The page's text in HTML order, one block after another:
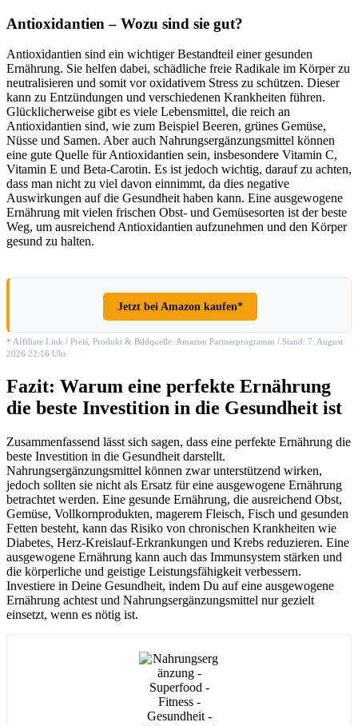
Antioxidantien – Wozu sind sie gut?
Antioxidantien sind ein wichtiger Bestandteil einer gesunden
Ernährung. Sie helfen dabei, schädliche freie Radikale im Körper zu
neutralisieren und somit vor oxidativem Stress zu schützen. Dieser
kann zu Entzündungen und verschiedenen Krankheiten führen.
Glücklicherweise gibt es viele Lebensmittel, die reich an
Antioxidantien sind, wie zum Beispiel Beeren, grünes Gemüse,
Nüsse und Samen. Aber auch Nahrungsergänzungsmittel können
eine gute Quelle für Antioxidantien sein, insbesondere Vitamin C,
Vitamin E und Beta-Carotin. Es ist jedoch wichtig, darauf zu achten,
dass man nicht zu viel davon einnimmt, da dies negative
Auswirkungen auf die Gesundheit haben kann. Eine ausgewogene
Ernährung mit vielen frischen Obst- und Gemüsesorten ist der beste
Weg, um ausreichend Antioxidantien aufzunehmen und den Körper
gesund zu halten.
Jetzt bei Amazon kaufen*
* Affiliate Link / Preis, Produkt & Bildquelle: Amazon Partnerprogramm / Stand: 7. August
2026 22:16 Uhr
Fazit: Warum eine perfekte Ernährung
die beste Investition in die Gesundheit ist
Zusammenfassend lässt sich sagen, dass eine perfekte Ernährung die
beste Investition in die Gesundheit darstellt.
Nahrungsergänzungsmittel können zwar unterstützend wirken,
jedoch sollten sie nicht als Ersatz für eine ausgewogene Ernährung
betrachtet werden. Eine gesunde Ernährung, die ausreichend Obst,
Gemüse, Vollkornprodukten, magerem Fleisch, Fisch und gesunden
Fetten besteht, kann das Risiko von chronischen Krankheiten wie
Diabetes, Herz-Kreislauf-Erkrankungen und Krebs reduzieren. Eine
ausgewogene Ernährung kann auch das Immunsystem stärken und
die körperliche und geistige Leistungsfähigkeit verbessern.
Investiere in Deine Gesundheit, indem Du auf eine ausgewogene
Ernährung achtest und Nahrungsergänzungsmittel nur gezielt
einsetzt, wenn es nötig ist.